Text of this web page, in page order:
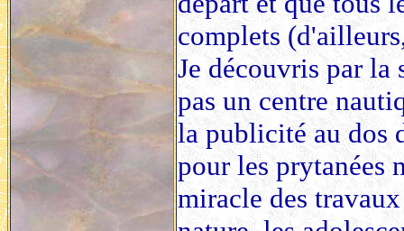
complets
Je découvris par la
pas un centre
la publicité au dos
pour les prytanées
miracle des